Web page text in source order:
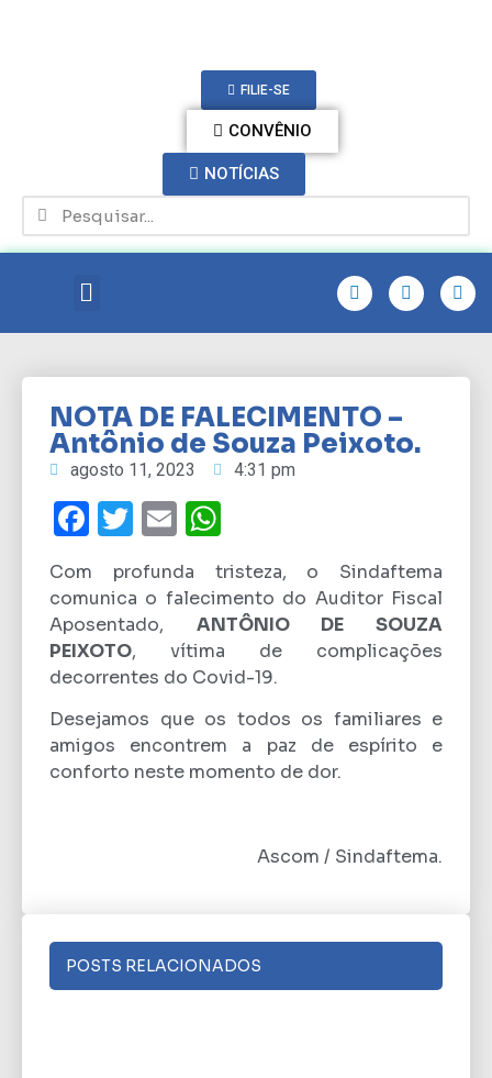
FILIE-SE
CONVÊNIO
NOTÍCIAS
NOTA DE FALECIMENTO –
Antônio de Souza Peixoto.
agosto 11, 2023 4:31 pm
Facebook
Twitter
Email
Com profunda tristeza, o Sindaftema
comunica o falecimento do Auditor Fiscal
Aposentado, ANTÔNIO DE SOUZA
PEIXOTO,
vítima de complicações
decorrentes do Covid-19.
Desejamos que os todos os familiares e
amigos encontrem a paz de espírito e
conforto neste momento de dor.
Ascom / Sindaftema.
POSTS RELACIONADOS